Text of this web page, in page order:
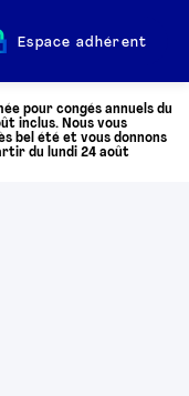
Espace adhérent
pour congés annuels du
inclus. Nous vous
bel été et vous donnons
du lundi 24 août